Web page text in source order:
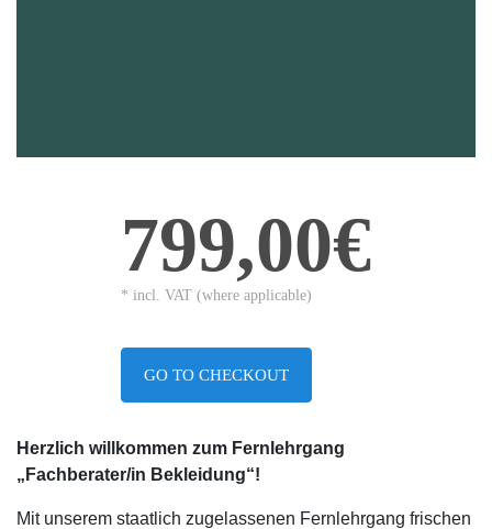
799,00€
* incl. VAT (where applicable)
GO TO CHECKOUT
Herzlich willkommen zum Fernlehrgang
„Fachberater/in Bekleidung“!
Mit unserem staatlich zugelassenen Fernlehrgang frischen